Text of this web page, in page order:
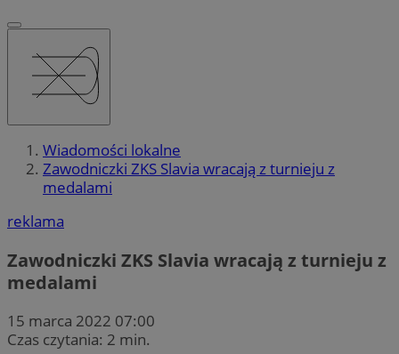
Wiadomości lokalne
Zawodniczki ZKS Slavia wracają z turnieju z
medalami
reklama
Zawodniczki ZKS Slavia wracają z turnieju z
medalami
15 marca 2022 07:00
Czas czytania: 2 min.